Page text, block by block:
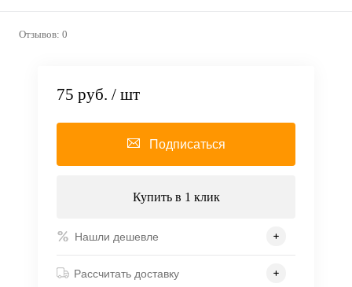
Отзывов: 0
75 руб. / шт
Подписаться
Купить в 1 клик
Нашли дешевле
Рассчитать доставку